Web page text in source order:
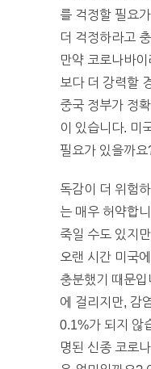
를 걱정할 필요
더 걱정하라고
만약 코로나바
보다 더 강력할
중국 정부가 정
이 있습니다. 미
필요가 있을까요
독감이 더 위험
는 매우 허약합
죽일 수도 있지
오랜 시간 미국
충분했기 때문
에 걸리지만, 감
0.1%가 되지 않
명된 신종 코로